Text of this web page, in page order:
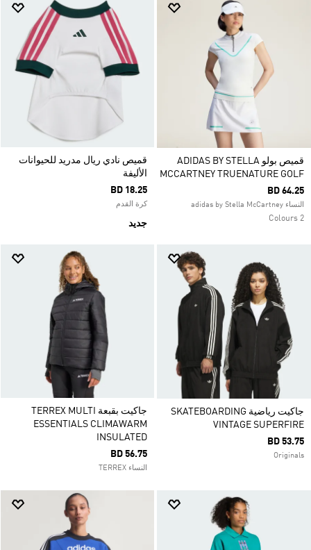
قميص بولو ADIDAS BY STELLA
MCCARTNEY TRUENATURE GOLF
BD 64.25
النساء adidas by Stella McCartney
2 Colours
قميص نادي ريال مدريد للحيوانات
الأليفة
BD 18.25
كرة القدم
جديد
جاكيت رياضية SKATEBOARDING
VINTAGE SUPERFIRE
BD 53.75
Originals
جاكيت بقبعة TERREX MULTI
ESSENTIALS CLIMAWARM
INSULATED
BD 56.75
النساء TERREX